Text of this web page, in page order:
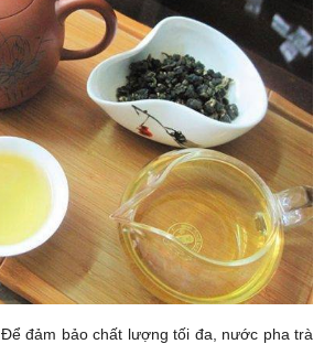
Để đảm bảo chất lượng tối đa, nước pha trà